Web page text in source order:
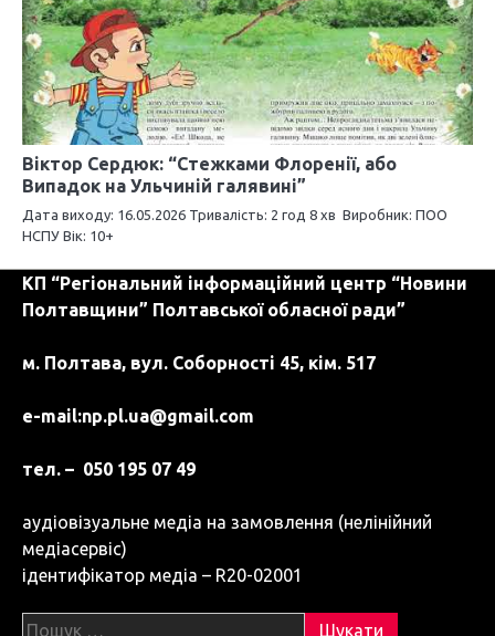
Віктор Сердюк: “Стежками Флоренії, або
Випадок на Ульчиній галявині”
Дата виходу: 16.05.2026 Тривалість: 2 год 8 хв Виробник: ПОО
НСПУ Вік: 10+
КП “Регіональний інформаційний центр “Новини
Полтавщини” Полтавської обласної ради”
м. Полтава, вул. Соборності 45, кім. 517
e-mail:np.pl.ua@gmail.com
тел. – 050 195 07 49
аудіовізуальне медіа на замовлення (нелінійний
медіасервіс)
ідентифікатор медіа – R20-02001
Пошук: